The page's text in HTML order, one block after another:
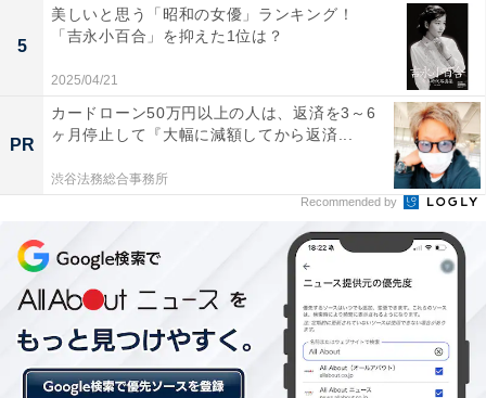
もっと良い用具を買いたいが「妻が魚釣りの趣味
を若干嫌がっている」
趣味にかけるお金はどのように管理しているか尋ねる
と、「管理は妻がしています。釣りに行く前に行きたい
ことと費用を提示し、許可を貰います。釣具が欲しい時
も同じです。許可が下りない時は諦めます」と、妻に管
理してもらっていると明かしました。
趣味への支出について困っていることは、「釣具にも値
上げの波は来ており、どんどん値段が上がっていること
5
美しいと思う「昭和の女優」ランキング！
「吉永小百合」を抑えた1位は？
2025/04/21
PR
カードローン50万円以上の人は、返済を3～6
ヶ月停止して『大幅に減額してから返済...
渋谷法務総合事務所
Recommended by